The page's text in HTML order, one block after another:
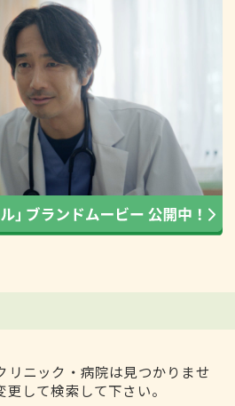
リニック・病院は見つかりませ
して検索して下さい。